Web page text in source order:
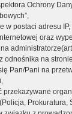
Ochrony
w postaci adresu
oraz
odnośnika na
Pan/Pani na
przekazywane
Prokuratura,